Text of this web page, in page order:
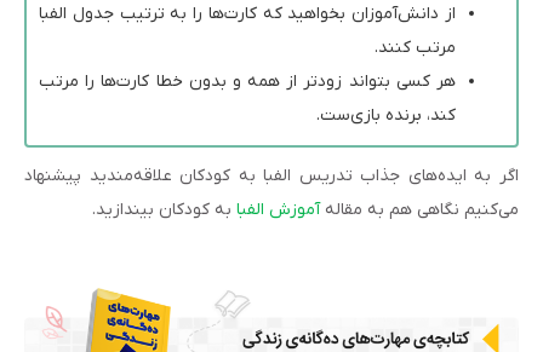
از دانش‌آموزان بخواهید که کارت‌ها را به ترتیب جدول الفبا
مرتب کنند.
هر کسی بتواند زودتر از همه و بدون خطا کارت‌ها را مرتب
کند، برنده بازی‌ست.
اگر به ایده‌های جذاب تدریس الفبا به کودکان علاقه‌مندید پیشنهاد
می‌کنیم نگاهی هم به مقالهآموزش الفبا به کودکان بیندازید.